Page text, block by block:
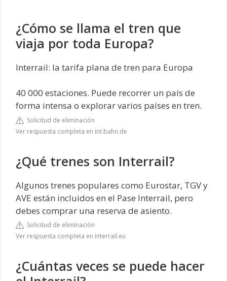
¿Cómo se llama el tren que
viaja por toda Europa?
Interrail: la tarifa plana de tren para Europa
40 000 estaciones. Puede recorrer un país de
forma intensa o explorar varios países en tren.
Solicitud de eliminación
Ver respuesta completa en int.bahn.de
¿Qué trenes son Interrail?
Algunos trenes populares como Eurostar, TGV y
AVE están incluidos en el Pase Interrail, pero
debes comprar una reserva de asiento.
Solicitud de eliminación
Ver respuesta completa en interrail.eu
¿Cuántas veces se puede hacer